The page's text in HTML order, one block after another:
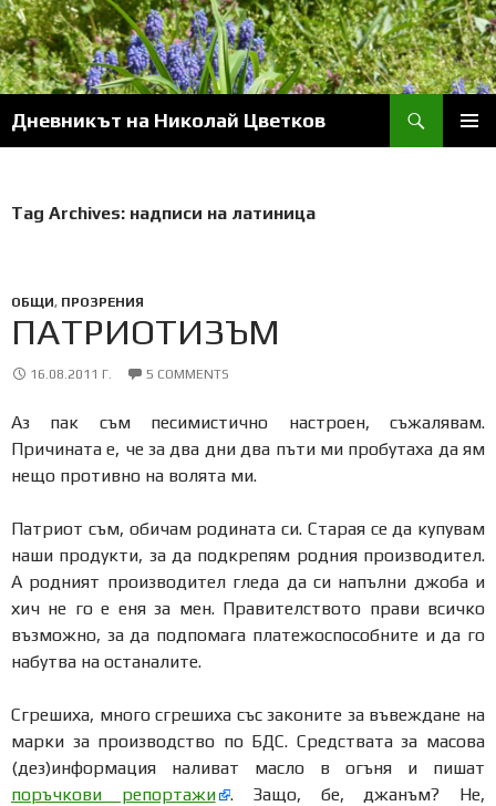
Skip
to
content
Дневникът на Николай Цветков
Tag Archives: надписи на латиница
ОБЩИ, ПРОЗРЕНИЯ
ПАТРИОТИЗЪМ
16.08.2011 Г. 5 COMMENTS
Аз пак съм песимистично настроен, съжалявам.
Причината е, че за два дни два пъти ми пробутаха да ям
нещо противно на волята ми.
Патриот съм, обичам родината си. Старая се да купувам
наши продукти, за да подкрепям родния производител.
А родният производител гледа да си напълни джоба и
хич не го е еня за мен. Правителството прави всичко
възможно, за да подпомага платежоспособните и да го
набутва на останалите.
Сгрешиха, много сгрешиха със законите за въвеждане на
марки за производство по БДС. Средствата за масова
(дез)информация наливат масло в огъня и пишат
поръчкови репортажи
. Защо, бе, джанъм? Не,